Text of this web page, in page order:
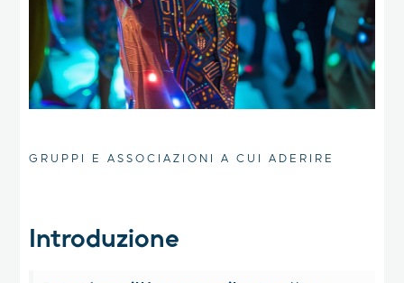
GRUPPI E ASSOCIAZIONI A CUI ADERIRE
Introduzione